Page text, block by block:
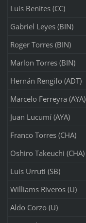
Luis Benites (CC)
Gabriel Leyes (BIN)
Roger Torres (BIN)
Marlon Torres (BIN)
Hernán Rengifo (ADT)
Marcelo Ferreyra (AYA)
Juan Lucumí (AYA)
Franco Torres (CHA)
Oshiro Takeuchi (CHA)
Luis Urruti (SB)
Williams Riveros (U)
Aldo Corzo (U)